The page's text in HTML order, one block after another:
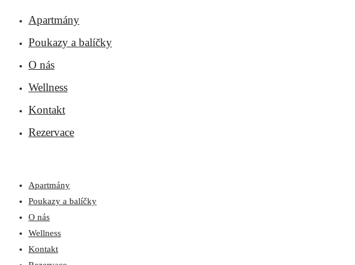
Apartmány
Poukazy a balíčky
O nás
Wellness
Kontakt
Rezervace
Apartmány
Poukazy a balíčky
O nás
Wellness
Kontakt